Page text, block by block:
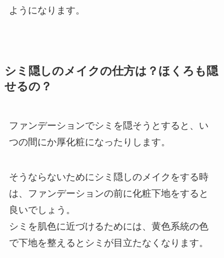
ようになります。
シミ隠しのメイクの仕方は？ほくろも隠
せるの？
ファンデーションでシミを隠そうとすると、い
つの間にか厚化粧になったりします。
そうならないためにシミ隠しのメイクをする時
は、ファンデーションの前に化粧下地をすると
良いでしょう。
シミを肌色に近づけるためには、黄色系統の色
で下地を整えるとシミが目立たなくなります。